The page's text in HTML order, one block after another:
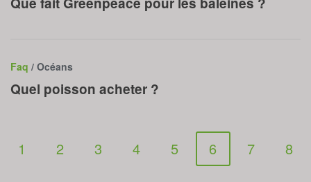
Faq / Océans
Quel poisson acheter ?
1 2 3 4 5 6 7 8